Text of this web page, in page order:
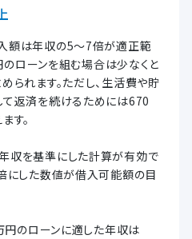
額は年収の5〜7倍が適正範
ローンを組む場合は少なくと
れます。ただし、生活費や貯
て返済を続けるためには670
す。
収を基準にした計算が有効で
にした数値が借入可能額の目
のローンに適した年収は